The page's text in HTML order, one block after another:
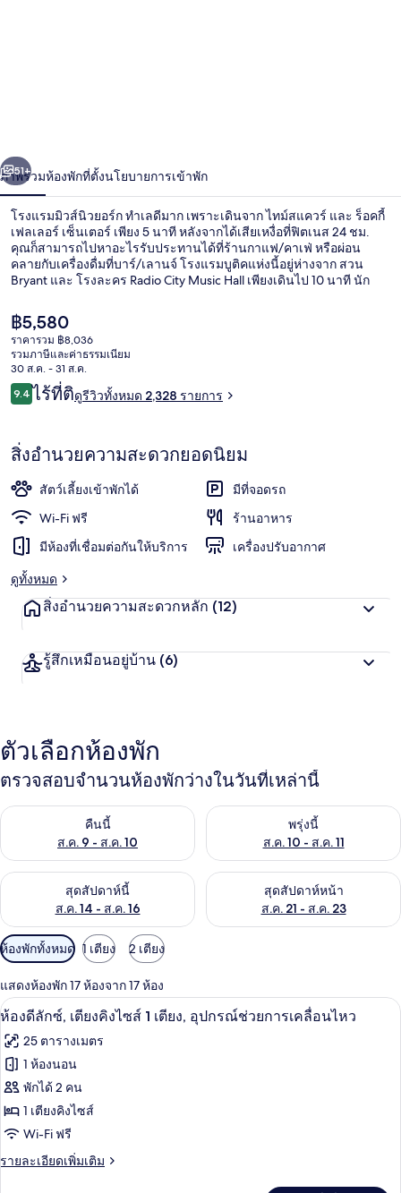
นิวยอร์ก
า
ถัดไป
51+
ภาพรวมห้องพักที่ตั้งนโยบายการเข้าพัก
โรงแรมมิวส์นิวยอร์ก ทำเลดีมาก เพราะเดินจาก ไทม์สแควร์ และ ร็อคกี้
เฟลเลอร์ เซ็นเตอร์ เพียง 5 นาที หลังจากได้เสียเหงื่อที่ฟิตเนส 24 ชม.
คุณก็สามารถไปหาอะไรรับประทานได้ที่ร้านกาแฟ/คาเฟ่ หรือผ่อน
คลายกับเครื่องดื่มที่บาร์/เลานจ์ โรงแรมบูติคแห่งนี้อยู่ห่างจาก สวน
Bryant และ โรงละคร Radio City Music Hall เพียงเดินไป 10 นาที นัก
สาธารณะ: เดิน 3 นาทีถึง สถานี 47 - 50 สตรีท - ร็อกกี้เฟลเลอร์
เซ็นเตอร์ และ 4 นาทีถึง สถานี 49th สตรีท
ราคา
ปัจจุบัน
฿5,580
฿5,580
ราคารวม ฿8,036
รวมภาษีและค่าธรรมเนียม
30 ส.ค. - 31 ส.ค.
รีวิว
9.49.4 จาก 10
ไร้ที่ติดูรีวิวทั้งหมด 2,328 รายการ
สิ่งอำนวยความสะดวกยอดนิยม
สัตว์เลี้ยงเข้าพักได้
มีที่จอดรถ
Wi-Fi ฟรี
ร้านอาหาร
มีห้องที่เชื่อมต่อกันให้บริการ
เครื่องปรับอากาศ
ดูทั้งหมด
สิ่งอำนวยความสะดวกหลัก (12)
รู้สึกเหมือนอยู่บ้าน (6)
ตัวเลือกห้องพัก
ตรวจสอบจำนวนห้องพักว่างในวันที่เหล่านี้
คืนนี้
ส.ค. 9 - ส.ค. 10
ตรวจสอบจำนวนห้องพักว่างในคืนนี้ ส.ค. 9 - ส.ค. 10
พรุ่งนี้
ส.ค. 10 - ส.ค. 11
ตรวจสอบจำนวนห้องพักว่างใน
สุดสัปดาห์นี้
ส.ค. 14 - ส.ค. 16
ตรวจสอบจำนวนห้องพักว่างในสุดสัปดาห์นี้ ส.ค. 14 - ส.ค. 16
สุดสัปดาห์หน้า
ส.ค. 21 - ส.ค. 23
ตรวจสอบจำนวนห้องพักว่างใน
ตัว
กรอง
ที่
มี
ให้
สำหรับ
ห้อง
พัก
ห้องพักทั้งหมด 1 เตียง 2 เตียง
แสดงห้องพัก 17 ห้องจาก 17 ห้อง
เปิด
ภาพถ่าย
ทั้งหมด
ของ
ห้อง
ดี
ลัก
เครื่องนอนระดับพรีเมียม, ตู้นิรภัยในห้
4
ห้องดีลักซ์, เตียงคิงไซส์ 1 เตียง, อุปกรณ์ช่วยการเคลื่อนไหว
25 ตารางเมตร
1 ห้องนอน
พักได้ 2 คน
1 เตียงคิงไซส์
Wi-Fi ฟรี
รายละเอียดเพิ่มเติม
ราย